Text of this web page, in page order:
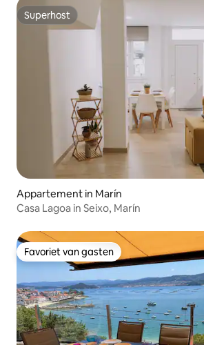
Superhost
Superhost
Appartement in Marín
Casa Lagoa in Seixo, Marín
Favoriet van gasten
Favoriet van gasten